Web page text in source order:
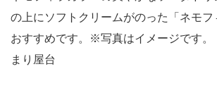
の上にソフトクリームがのった「ネモフ
おすすめです。※写真はイメージです。
まり屋台